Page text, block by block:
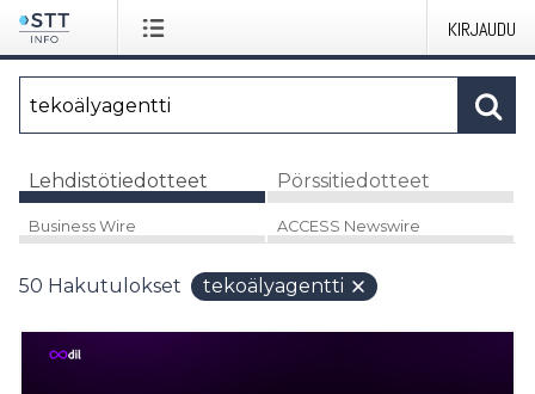
KIRJAUDU
Lehdistötiedotteet Pörssitiedotteet
Business Wire ACCESS Newswire
50 Hakutulokset tekoälyagentti